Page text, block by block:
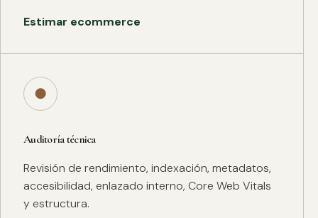
Estimar ecommerce
●
Auditoría técnica
Revisión de rendimiento, indexación, metadatos,
accesibilidad, enlazado interno, Core Web Vitals
y estructura.